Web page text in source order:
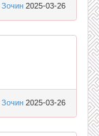
Зочин 2025-03-26
Зочин 2025-03-26